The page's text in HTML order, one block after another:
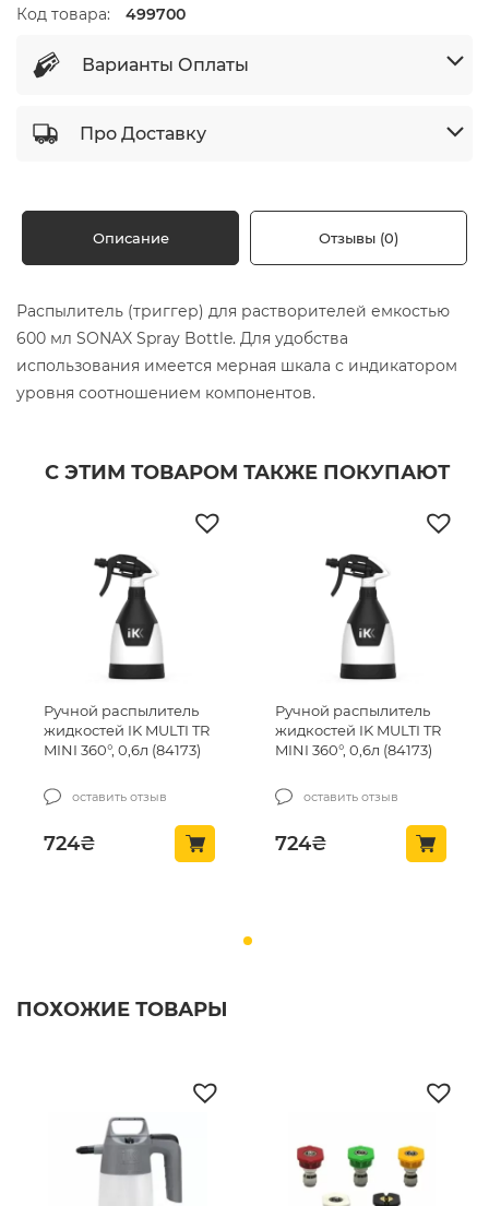
Код товара:
499700
Варианты Оплаты
Про Доставку
Описание Отзывы (0)
Распылитель (триггер) для растворителей емкостью
600 мл SONAX Spray Bottle. Для удобства
использования имеется мерная шкала с индикатором
уровня соотношением компонентов.
С ЭТИМ ТОВАРОМ ТАКЖЕ ПОКУПАЮТ
Ручной распылитель
жидкостей IK MULTI TR
MINI 360°, 0,6л (84173)
оставить отзыв
724₴
Ручной распылитель
жидкостей IK MULTI TR
MINI 360°, 0,6л (84173)
оставить отзыв
724₴
ПОХОЖИЕ ТОВАРЫ